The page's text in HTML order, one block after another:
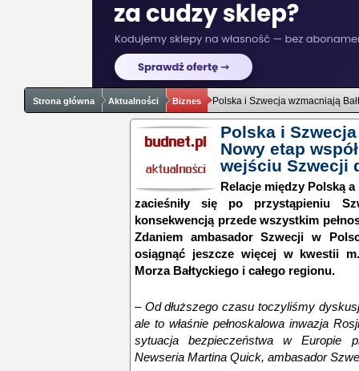
Strona główna Aktualności Biznes Polska i Szwecja wzmacniają
Polska i
Nowy etap
wejściu Szwecji
Relacje między Polską
zacieśniły się po przystąpieniu
konsekwencją przede wszystkim
Zdaniem ambasador Szwecji w
osiągnąć jeszcze więcej w kwestii
Morza Bałtyckiego i całego regionu.
– Od dłuższego czasu toczyliśmy
ale to właśnie pełnoskalowa inwazja
sytuacja bezpieczeństwa w Europie
Newseria Martina Quick, ambasador